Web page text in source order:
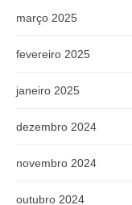
março 2025
fevereiro 2025
janeiro 2025
dezembro 2024
novembro 2024
outubro 2024